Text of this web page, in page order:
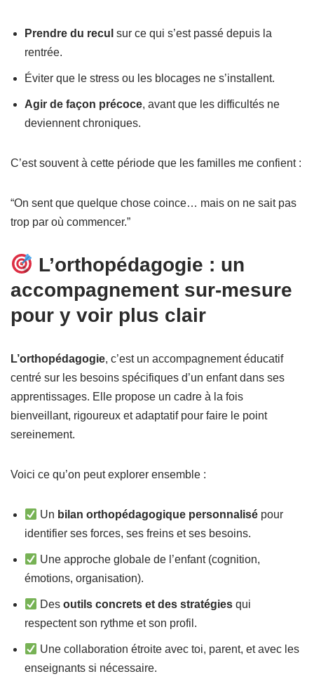
Prendre du recul sur ce qui s’est passé depuis la
rentrée.
Éviter que le stress ou les blocages ne s’installent.
Agir de façon précoce, avant que les difficultés ne
deviennent chroniques.
C’est souvent à cette période que les familles me confient :
“On sent que quelque chose coince… mais on ne sait pas
trop par où commencer.”
L’orthopédagogie : un
accompagnement sur-mesure
pour y voir plus clair
L’orthopédagogie, c’est un accompagnement éducatif
centré sur les besoins spécifiques d’un enfant dans ses
apprentissages. Elle propose un cadre à la fois
bienveillant, rigoureux et adaptatif pour faire le point
sereinement.
Voici ce qu’on peut explorer ensemble :
Un bilan orthopédagogique personnalisé pour
identifier ses forces, ses freins et ses besoins.
Une approche globale de l’enfant (cognition,
émotions, organisation).
Desoutils concrets et des stratégies qui
respectent son rythme et son profil.
Une collaboration étroite avec toi, parent, et avec les
enseignants si nécessaire.